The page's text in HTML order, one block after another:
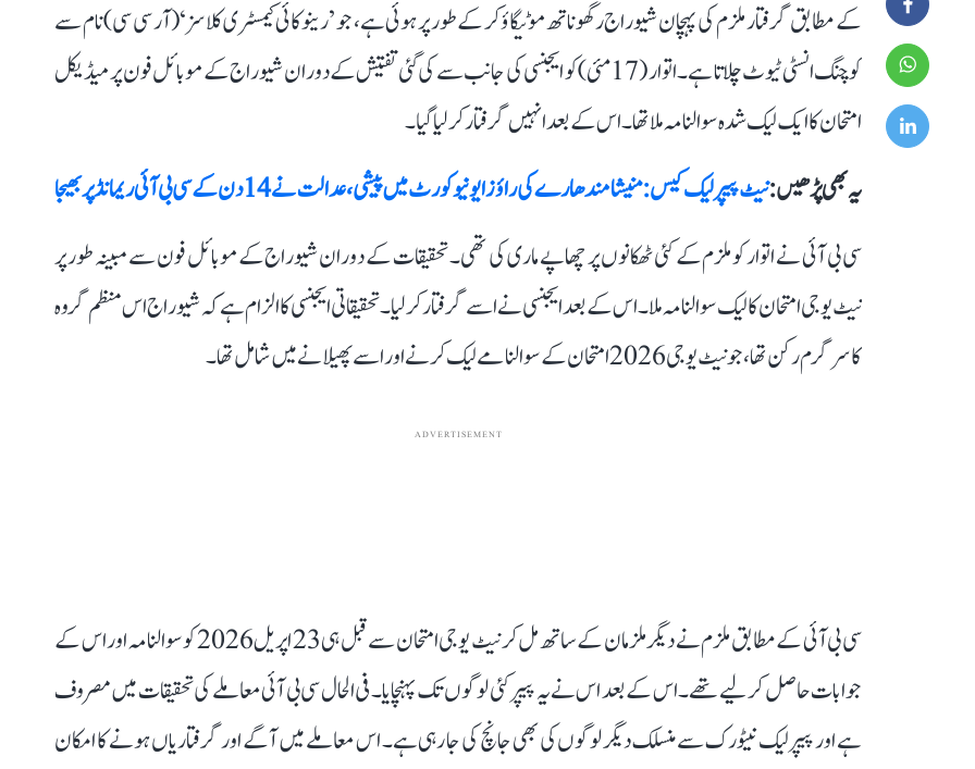
کے مطابق گرفتار ملزم کی پہچان شیوراج رگھوناتھ موٹیگاؤکر کے طور پر ہوئی ہے، جو ’رینوکائی کیمسٹری کلاسز‘ (آر سی سی) نام سے
کوچنگ انسٹی ٹیوٹ چلاتا ہے۔ اتوار (17 مئی) کو ایجنسی کی جانب سے کی گئی تفتیش کے دوران شیوراج کے موبائل فون پر میڈیکل
امتحان کا ایک لیک شدہ سوالنامہ ملا تھا۔ اس کے بعد انہیں گرفتار کر لیا گیا۔
یہ بھی پڑھیں :نیٹ پیپر لیک کیس: منیشا مندھارے کی راؤز ایونیو کورٹ میں پیشی، عدالت نے 14 دن کے سی بی آئی ریمانڈ پر بھیجا
سی بی آئی نے اتوار کو ملزم کے کئی ٹھکانوں پر چھاپے ماری کی تھی۔ تحقیقات کے دوران شیوراج کے موبائل فون سے مبینہ طور پر
نیٹ یوجی امتحان کا لیک سوالنامہ ملا۔ اس کے بعد ایجنسی نے اسے گرفتار کر لیا۔ تحقیقاتی ایجنسی کا الزام ہے کہ شیوراج اس منظم گروہ
کا سرگرم رکن تھا، جو نیٹ یوجی 2026 امتحان کے سوالنامے لیک کرنے اور اسے پھیلانے میں شامل تھا۔
ADVERTISEMENT
سی بی آئی کے مطابق ملزم نے دیگر ملزمان کے ساتھ مل کر نیٹ یوجی امتحان سے قبل ہی 23 اپریل 2026 کو سوالنامہ اور اس کے
جوابات حاصل کر لیے تھے۔ اس کے بعد اس نے یہ پیپر کئی لوگوں تک پہنچایا۔ فی الحال سی بی آئی معاملے کی تحقیقات میں مصروف
ہے اور پیپر لیک نیٹورک سے منسلک دیگر لوگوں کی بھی جانچ کی جا رہی ہے۔ اس معاملے میں آگے اور گرفتاریاں ہونے کا امکان